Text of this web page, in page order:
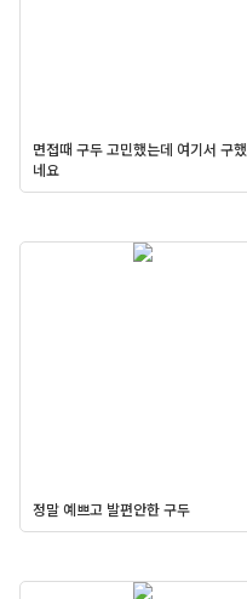
면접때 구두 고민했는데 여기서 구했
네요
정말 예쁘고 발편안한 구두